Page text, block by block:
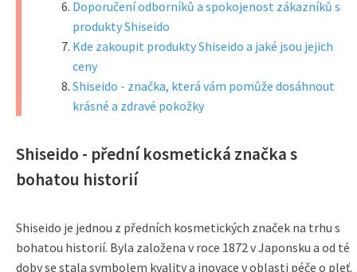
Doporučení odborníků a spokojenost zákazníků s
produkty Shiseido
Kde zakoupit produkty Shiseido a jaké jsou jejich
ceny
Shiseido - značka, která vám pomůže dosáhnout
krásné a zdravé pokožky
Shiseido - přední kosmetická značka s
bohatou historií
Shiseido je jednou z předních kosmetických značek na trhu s
bohatou historií. Byla založena v roce 1872 v Japonsku a od té
doby se stala symbolem kvality a inovace v oblasti péče o pleť.